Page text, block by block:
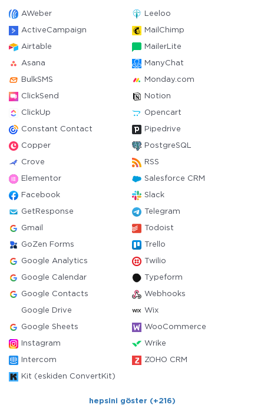
AWeber Leeloo
ActiveCampaign MailChimp
Airtable MailerLite
Asana ManyChat
BulkSMS Monday.com
ClickSend Notion
ClickUp Opencart
Constant Contact Pipedrive
Copper PostgreSQL
Crove RSS
Elementor Salesforce CRM
Facebook Slack
GetResponse Telegram
Gmail Todoist
GoZen Forms Trello
Google Analytics Twilio
Google Calendar Typeform
Google Contacts Webhooks
Google Drive Wix
Google Sheets WooCommerce
Instagram Wrike
Intercom ZOHO CRM
Kit (eskiden ConvertKit)
hepsini göster (+216)